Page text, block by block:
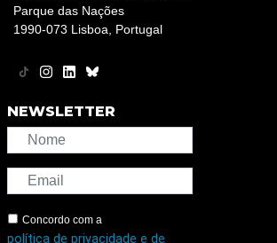
Parque das Nações
1990-073 Lisboa, Portugal
NEWSLETTER
Concordo com a
política de privacidade e de